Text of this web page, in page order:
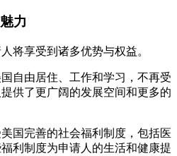
力
将享受到诸多优势与权益。
自由居住、工作和学习，不再受
供了更广阔的发展空间和更多的
国完善的社会福利制度，包括医
利制度为申请人的生活和健康提